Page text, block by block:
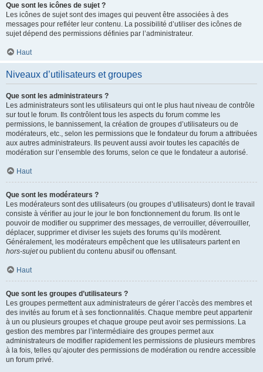
Que sont les icônes de sujet ?
Les icônes de sujet sont des images qui peuvent être associées à des
messages pour refléter leur contenu. La possibilité d’utiliser des icônes de
sujet dépend des permissions définies par l’administrateur.
Haut
Niveaux d’utilisateurs et groupes
Que sont les administrateurs ?
Les administrateurs sont les utilisateurs qui ont le plus haut niveau de contrôle
sur tout le forum. Ils contrôlent tous les aspects du forum comme les
permissions, le bannissement, la création de groupes d’utilisateurs ou de
modérateurs, etc., selon les permissions que le fondateur du forum a attribuées
aux autres administrateurs. Ils peuvent aussi avoir toutes les capacités de
modération sur l’ensemble des forums, selon ce que le fondateur a autorisé.
Haut
Que sont les modérateurs ?
Les modérateurs sont des utilisateurs (ou groupes d’utilisateurs) dont le travail
consiste à vérifier au jour le jour le bon fonctionnement du forum. Ils ont le
pouvoir de modifier ou supprimer des messages, de verrouiller, déverrouiller,
déplacer, supprimer et diviser les sujets des forums qu’ils modèrent.
Généralement, les modérateurs empêchent que les utilisateurs partent en
hors-sujetou publient du contenu abusif ou offensant.
Haut
Que sont les groupes d’utilisateurs ?
Les groupes permettent aux administrateurs de gérer l’accès des membres et
des invités au forum et à ses fonctionnalités. Chaque membre peut appartenir
à un ou plusieurs groupes et chaque groupe peut avoir ses permissions. La
gestion des membres par l’intermédiaire des groupes permet aux
administrateurs de modifier rapidement les permissions de plusieurs membres
à la fois, telles qu’ajouter des permissions de modération ou rendre accessible
un forum privé.